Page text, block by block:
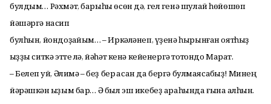
булдым… Рәхмәт, барыһы өсөн дә, гел генә шулай һөйөшөп
йәшәргә насип
булһын, йондоҙҡайым… – Иркәләнеп, үҙенә һырынған оятһыҙ
ҡыҙҙы ситкә этте лә, йәһәт кенә кейенергә тотондо Марат.
– Белеп ҡуй, Әлимә – беҙ бер ҡасан да бергә булмаясаҡбыҙ! Минең
йәрәшкән ҡыҙым бар… Ә был эш икебеҙ араһында ғына ҡалһын.